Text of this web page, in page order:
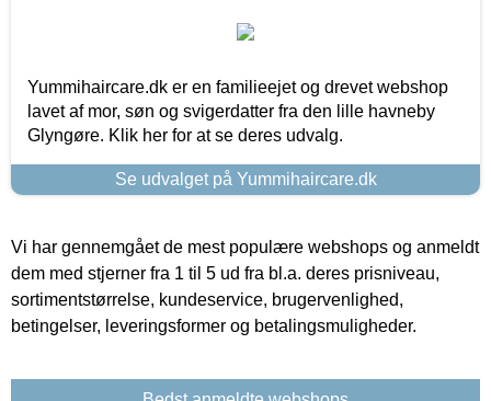
Yummihaircare.dk er en familieejet og drevet webshop
lavet af mor, søn og svigerdatter fra den lille havneby
Glyngøre. Klik her for at se deres udvalg.
Se udvalget på Yummihaircare.dk
Vi har gennemgået de mest populære webshops og anmeldt
dem med stjerner fra 1 til 5 ud fra bl.a. deres prisniveau,
sortimentstørrelse, kundeservice, brugervenlighed,
betingelser, leveringsformer og betalingsmuligheder.